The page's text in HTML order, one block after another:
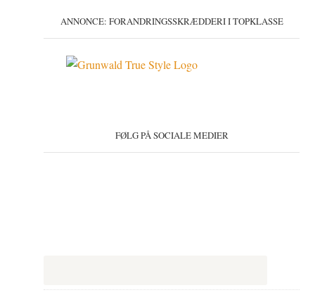
ANNONCE: FORANDRINGSSKRÆDDERI I TOPKLASSE
FØLG PÅ SOCIALE MEDIER